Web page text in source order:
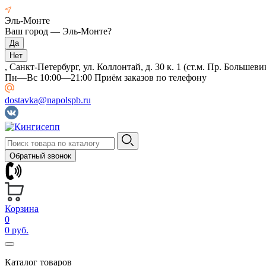
Эль-Монте
Ваш город — Эль-Монте?
, Санкт-Петербург, ул. Коллонтай, д. 30 к. 1 (ст.м. Пр.
Пн—Вс 10:00—21:00 Приём заказов по телефону
dostavka@napolspb.ru
Обратный звонок
Корзина
0
0 руб.
Каталог товаров